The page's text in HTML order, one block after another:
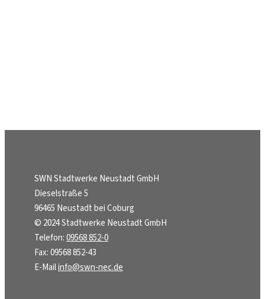
SWN Stadtwerke Neustadt GmbH
Dieselstraße 5
96465 Neustadt bei Coburg
© 2024 Stadtwerke Neustadt GmbH
Telefon:09568 852-0
Fax: 09568 852-43
E-Mailinfo@swn-nec.de